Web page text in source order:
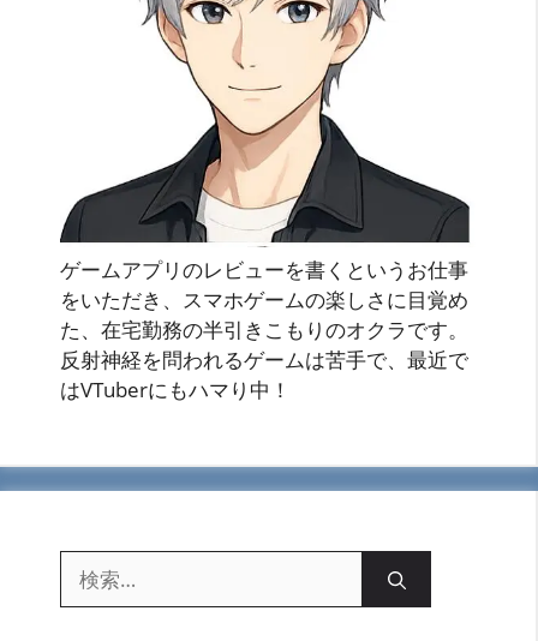
ゲームアプリのレビューを書くというお仕事
をいただき、スマホゲームの楽しさに目覚め
た、在宅勤務の半引きこもりのオクラです。
反射神経を問われるゲームは苦手で、最近で
はVTuberにもハマり中！
索: